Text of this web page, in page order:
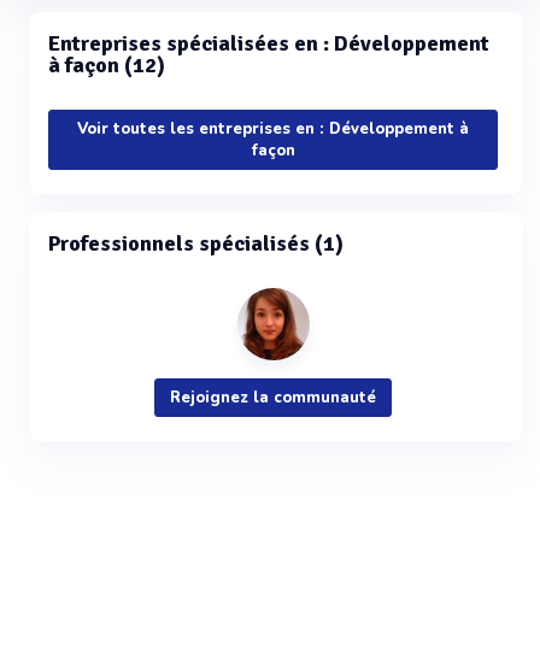
Entreprises spécialisées en : Développement
à façon (12)
Voir toutes les entreprises en : Développement à
façon
Professionnels spécialisés (1)
Rejoignez la communauté